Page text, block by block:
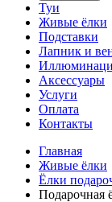
Туи
Живые ёлки
Подставки
Лапник и
Аксессуары
Услуги
Оплата
Контакты
Главная
Живые ёлки
Ёлки
Подарочная